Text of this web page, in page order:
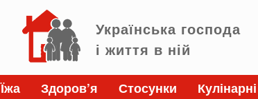
Українська господа
і життя в ній
Їжа Здоров’я Стосунки